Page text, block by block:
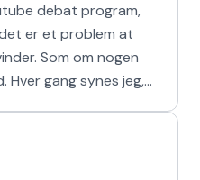
debat program,
er et problem at
Som om nogen